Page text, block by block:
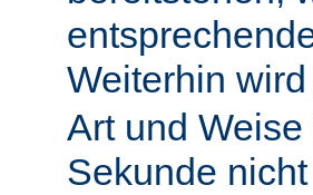
Weiterhin wird
Art und
Sekunde